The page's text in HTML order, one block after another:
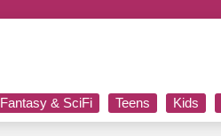
Fantasy & SciFi Teens Kids